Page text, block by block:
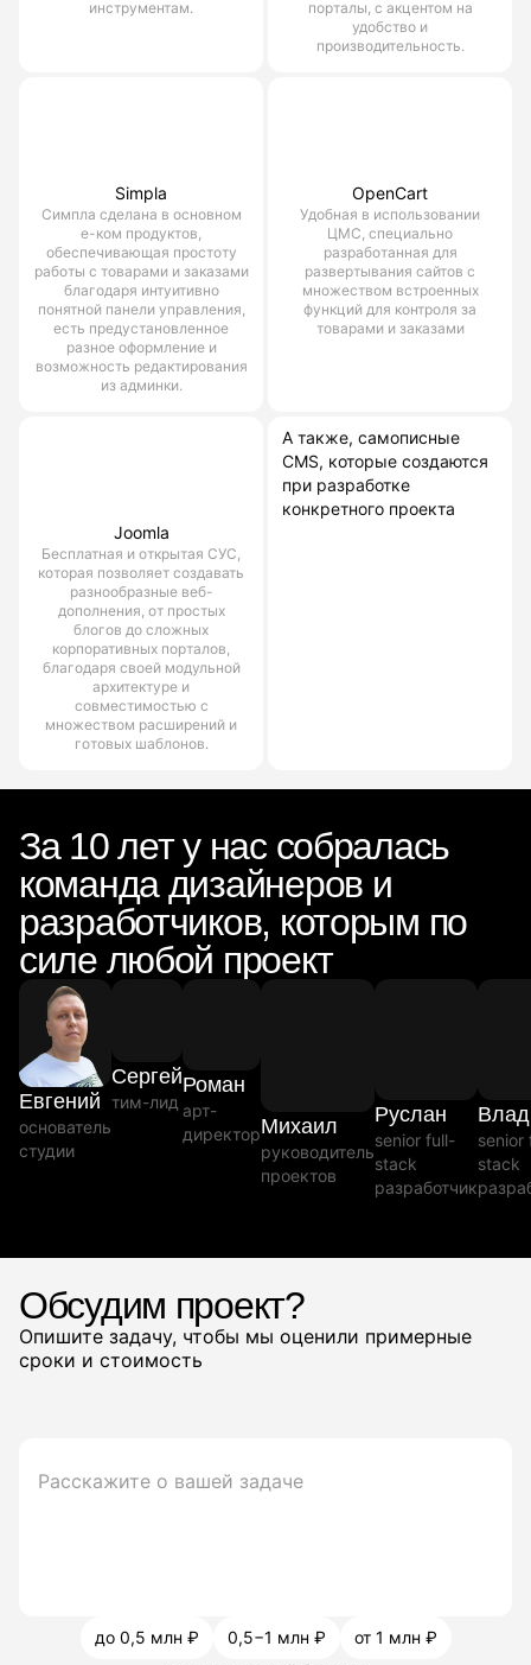
инструментам.
порталы, с акцентом на
удобство и
производительность.
Simpla
Симпла сделана в основном
е-ком продуктов,
обеспечивающая простоту
работы с товарами и заказами
благодаря интуитивно
понятной панели управления,
есть предустановленное
разное оформление и
возможность редактирования
из админки.
OpenCart
Удобная в использовании
ЦМС, специально
разработанная для
развертывания сайтов с
множеством встроенных
функций для контроля за
товарами и заказами
Joomla
Бесплатная и открытая СУС,
которая позволяет создавать
разнообразные веб-
дополнения, от простых
блогов до сложных
корпоративных порталов,
благодаря своей модульной
архитектуре и
совместимостью с
множеством расширений и
готовых шаблонов.
А также, самописные
CMS, которые создаются
при разработке
конкретного проекта
За 10 лет у нас собралась
команда дизайнеров и
разработчиков, которым по
силе любой проект
Евгений
основатель
студии
Сергей
тим-лид
Роман
арт-
директорМихаил
руководитель
проектов
Руслан
senior full-
stack
разработчик
senior
stack
Обсудим проект?
Опишите задачу, чтобы мы оценили примерные
сроки и стоимость
до 0,5 млн ₽ 0,5−1 млн ₽
от 1 млн ₽